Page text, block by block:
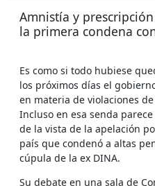
Amnistía y
la primera condena
Es como si todo hubiese
los próximos días el
en materia de violaciones
Incluso en esa senda
de la vista de la apelación
país que condenó a altas
cúpula de la ex DINA.
Su debate en una sala de